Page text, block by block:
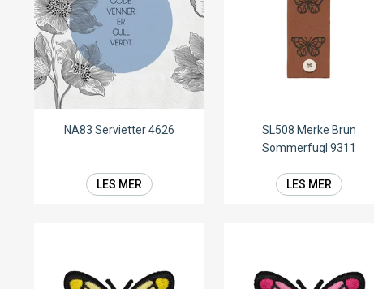
NA83 Servietter 4626
LES MER
SL508 Merke Brun
Sommerfugl 9311
LES MER